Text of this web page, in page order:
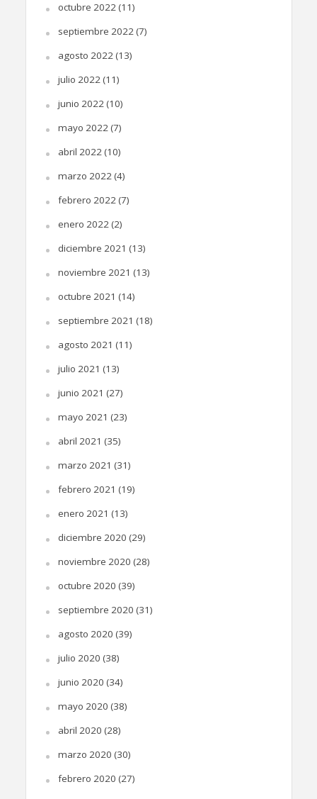
octubre 2022(11)
septiembre 2022(7)
agosto 2022(13)
julio 2022(11)
junio 2022(10)
mayo 2022(7)
abril 2022(10)
marzo 2022(4)
febrero 2022(7)
enero 2022(2)
diciembre 2021 (13)
noviembre 2021 (13)
octubre 2021 (14)
septiembre 2021 (18)
agosto 2021 (11)
julio 2021 (13)
junio 2021 (27)
mayo 2021 (23)
abril 2021 (35)
marzo 2021 (31)
febrero 2021 (19)
enero 2021 (13)
diciembre 2020 (29)
noviembre 2020 (28)
octubre 2020 (39)
septiembre 2020 (31)
agosto 2020 (39)
julio 2020 (38)
junio 2020 (34)
mayo 2020 (38)
abril 2020 (28)
marzo 2020 (30)
febrero 2020 (27)